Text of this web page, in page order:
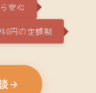
安心
0円の定額制